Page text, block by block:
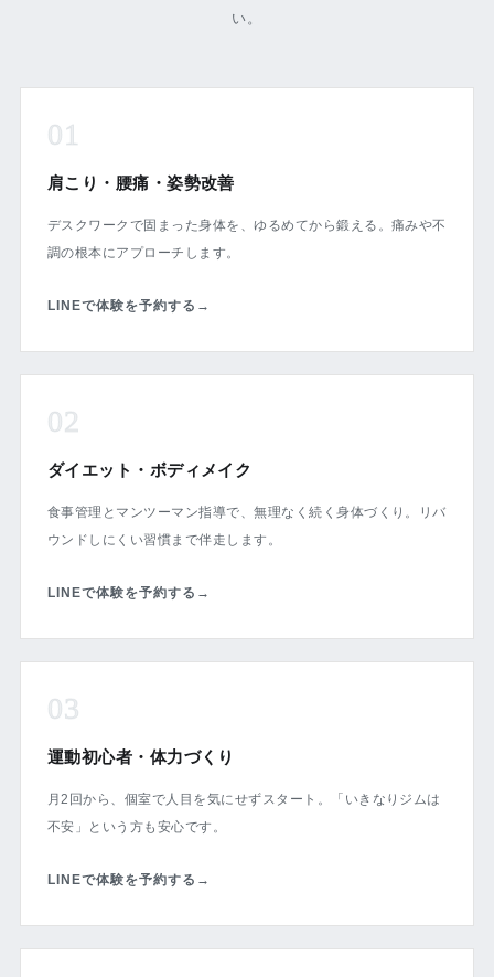
い。
01
肩こり・腰痛・姿勢改善
デスクワークで固まった身体を、ゆるめてから鍛える。痛みや不
調の根本にアプローチします。
LINEで体験を予約する →
02
ダイエット・ボディメイク
食事管理とマンツーマン指導で、無理なく続く身体づくり。リバ
ウンドしにくい習慣まで伴走します。
LINEで体験を予約する →
03
運動初心者・体力づくり
月2回から、個室で人目を気にせずスタート。「いきなりジムは
不安」という方も安心です。
LINEで体験を予約する →